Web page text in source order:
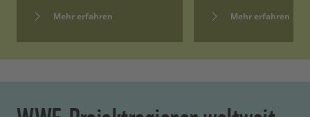
Mehr erfahren Mehr erfahren